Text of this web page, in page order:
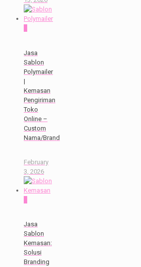
Jasa
Sablon
Polymailer
|
Kemasan
Pengiriman
Toko
Online –
Custom
Nama/Brand
February
3, 2026
Jasa
Sablon
Kemasan:
Solusi
Branding